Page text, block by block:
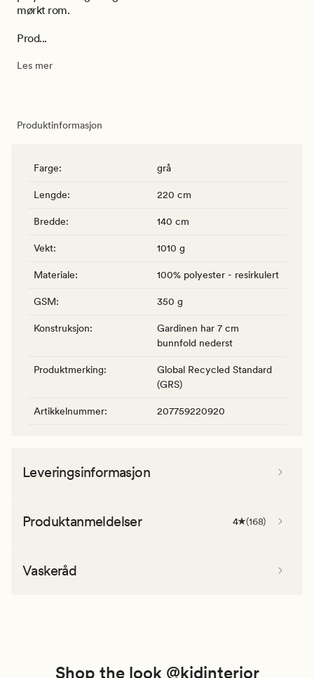
mørkt rom.
Prod...
Les mer
Produktinformasjon
Farge: grå
Lengde: 220 cm
Bredde: 140 cm
Vekt: 1010 g
Materiale: 100% polyester - resirkulert
GSM: 350 g
Konstruksjon:
Gardinen har 7 cm
bunnfold nederst
Produktmerking:
Global Recycled Standard
(GRS)
Artikkelnummer: 207759220920
Leveringsinformasjon
Produktanmeldelser 4 (168)
Vaskeråd
Shop the look @kidinterior